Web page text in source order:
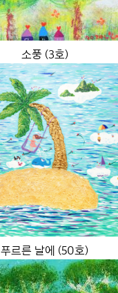
소풍 (3호)
푸르른 날에 (50호)